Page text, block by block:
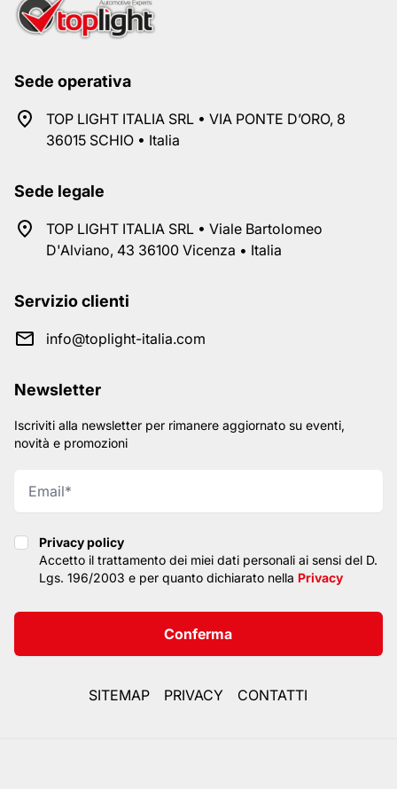
Sede operativa
TOP LIGHT ITALIA SRL • VIA PONTE D’ORO, 8
36015 SCHIO • Italia
Sede legale
TOP LIGHT ITALIA SRL • Viale Bartolomeo
D'Alviano, 43 36100 Vicenza • Italia
Servizio clienti
info@toplight-italia.com
Newsletter
Iscriviti alla newsletter per rimanere aggiornato su eventi,
novità e promozioni
Privacy policy
Privacy policy
Accetto il trattamento dei miei dati personali ai sensi del D.
Lgs. 196/2003 e per quanto dichiarato nella Privacy
Conferma
SITEMAP PRIVACY CONTATTI